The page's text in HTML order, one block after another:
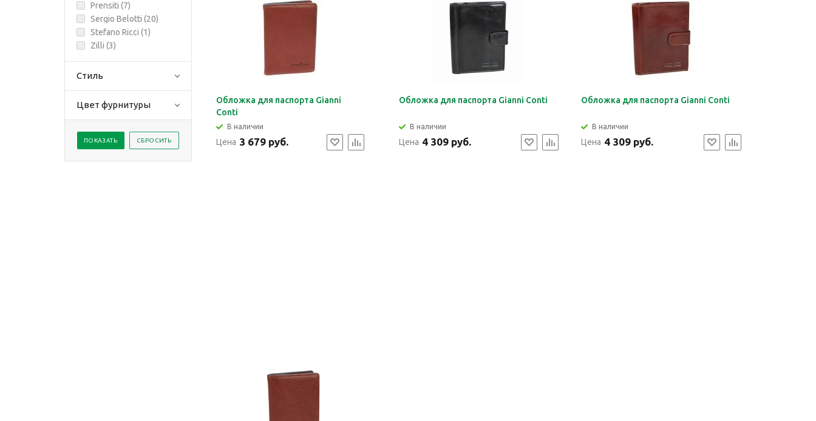
Prensiti (7)
Sergio Belotti (20)
Stefano Ricci (1)
Zilli (3)
Стиль
Цвет фурнитуры
Обложка для паспорта Gianni
Conti
В наличии
Цена 3 679 руб.
Обложка для паспорта Gianni Conti
В наличии
Цена 4 309 руб.
Обложка для паспорта Gianni Conti
В наличии
Цена 4 309 руб.